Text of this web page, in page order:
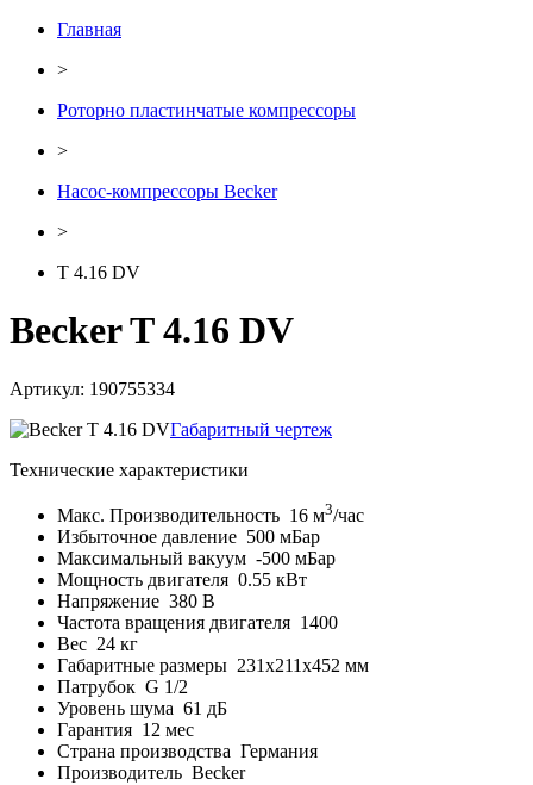
Главная
>
Роторно пластинчатые компрессоры
>
Насос-компрессоры Becker
>
T 4.16 DV
Becker T 4.16 DV
Артикул: 190755334
Габаритный чертеж
Технические характеристики
Макс. Производительность 16 м3/час
Избыточное давление 500 мБар
Максимальный вакуум -500 мБар
Мощность двигателя 0.55 кВт
Напряжение 380 В
Частота вращения двигателя 1400
Вес 24 кг
Габаритные размеры 231x211x452 мм
Патрубок G 1/2
Уровень шума 61 дБ
Гарантия 12 мес
Страна производства Германия
Производитель Becker